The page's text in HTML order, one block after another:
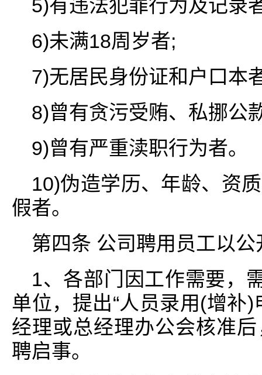
5)有违法犯罪行为及记录
6)未满18周岁者;
7)无居民身份证和户口本
8)曾有贪污受贿、私挪公
9)曾有严重渎职行为者。
10)伪造学历、年龄、资
假者。
第四条 公司聘用员工以
1、各部门因工作需要，
单位，提出“人员录用(增补
经理或总经理办公会核准
聘启事。